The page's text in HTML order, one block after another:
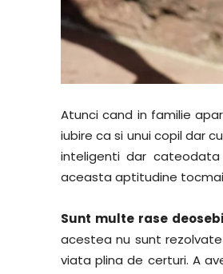
Atunci cand in familie
iubire ca si unui copil dar
inteligenti dar
aceasta aptitudine
Sunt multe rase
acestea nu sunt
viata plina de certuri. A